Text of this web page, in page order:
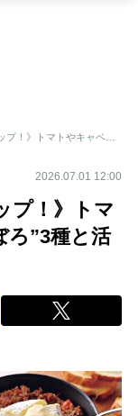
《ひき肉＋野菜で満足感アップ！》トマトやキャベツの“おかずそぼろ”3種と活用アレンジ8レシピ
2026.07.01 12:00
プ！》トマ
ろ”3種と活